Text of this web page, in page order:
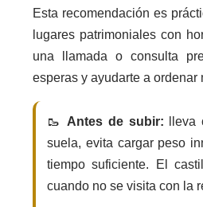
Esta recomendación es
lugares patrimoniales con
una llamada o consulta
esperas y ayudarte a ordenar
🥾 Antes de subir: lleva
suela, evita cargar peso
tiempo suficiente. El
cuando no se visita con la